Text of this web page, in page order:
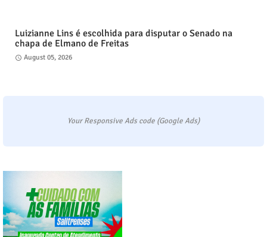
Luizianne Lins é escolhida para disputar o Senado na
chapa de Elmano de Freitas
August 05, 2026
Your Responsive Ads code (Google Ads)